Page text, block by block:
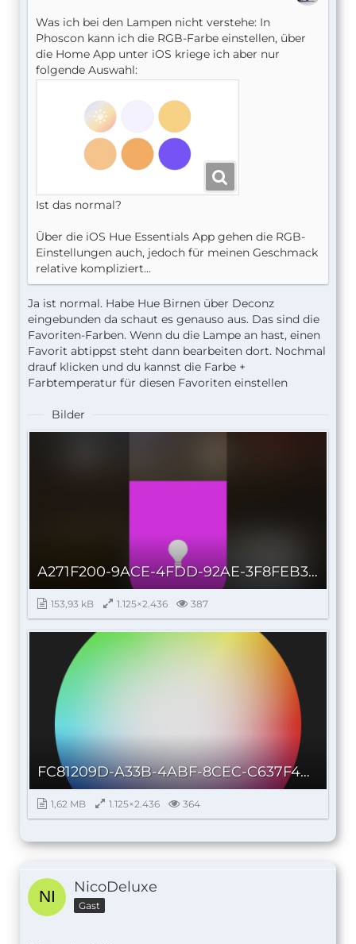
Was ich bei den Lampen nicht verstehe: In
Phoscon kann ich die RGB-Farbe einstellen, über
die Home App unter iOS kriege ich aber nur
folgende Auswahl:
Ist das normal?
Über die iOS Hue Essentials App gehen die RGB-
Einstellungen auch, jedoch für meinen Geschmack
relative kompliziert...
Ja ist normal. Habe Hue Birnen über Deconz
eingebunden da schaut es genauso aus. Das sind die
Favoriten-Farben. Wenn du die Lampe an hast, einen
Favorit abtippst steht dann bearbeiten dort. Nochmal
drauf klicken und du kannst die Farbe +
Farbtemperatur für diesen Favoriten einstellen
Bilder
A271F200-9ACE-4FDD-92AE-3F8FEB358DA1.jpeg
153,93 kB 1.125×2.436 387
FC81209D-A33B-4ABF-8CEC-C637F4DBFF2A.png
1,62 MB 1.125×2.436 364
NicoDeluxe
Gast